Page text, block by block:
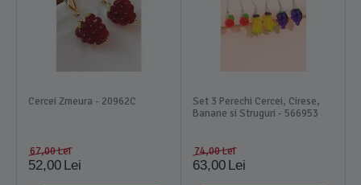
Cercei Zmeura - 20962C
67,00Lei
52,00 Lei
Set 3 Perechi Cercei, Cirese,
Banane si Struguri - 566953
74,00Lei
63,00 Lei